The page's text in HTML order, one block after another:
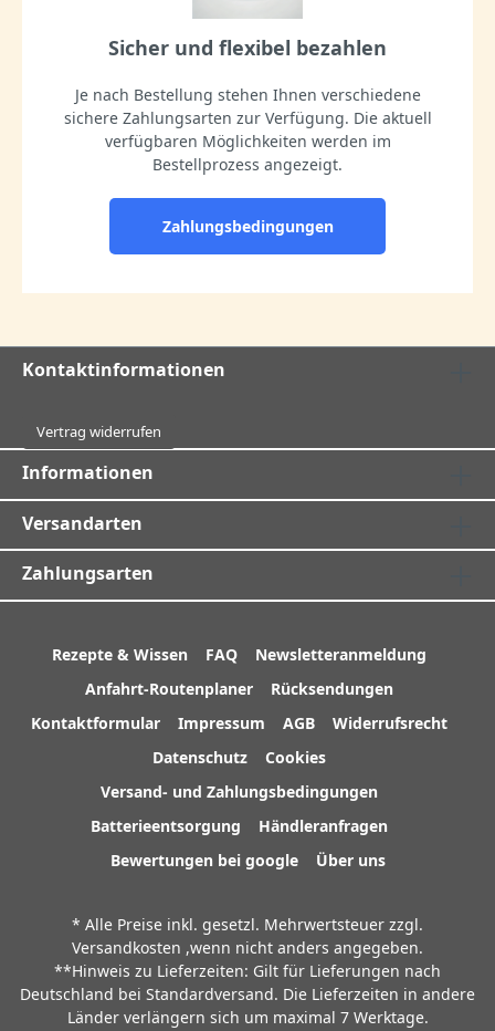
Sicher und flexibel bezahlen
Je nach Bestellung stehen Ihnen verschiedene
sichere Zahlungsarten zur Verfügung. Die aktuell
verfügbaren Möglichkeiten werden im
Bestellprozess angezeigt.
Zahlungsbedingungen
Kontaktinformationen
Vertrag widerrufen
Informationen
Versandarten
Zahlungsarten
Rezepte & Wissen FAQ
Newsletteranmeldung
Anfahrt-Routenplaner
Rücksendungen
Kontaktformular
Impressum AGB
Widerrufsrecht
Datenschutz
Cookies
Versand- und Zahlungsbedingungen
Batterieentsorgung
Händleranfragen
Bewertungen bei google
Über uns
* Alle Preise inkl. gesetzl. Mehrwertsteuer zzgl.
Versandkosten ,wenn nicht anders angegeben.
**Hinweis zu Lieferzeiten: Gilt für Lieferungen nach
Deutschland bei Standardversand. Die Lieferzeiten in andere
Länder verlängern sich um maximal 7 Werktage.